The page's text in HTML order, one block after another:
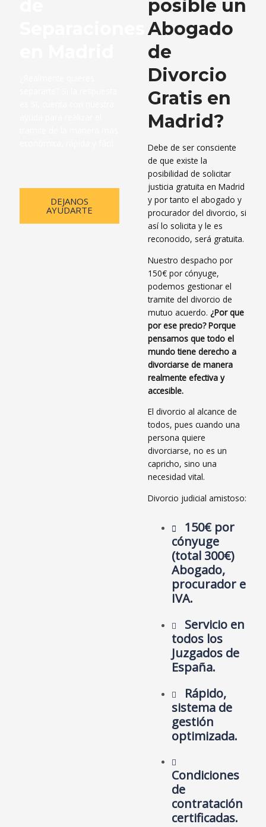
DEJANOS
AYUDARTE
posible un
Abogado
de
Divorcio
Gratis en
Madrid?
Debe de ser consciente
de que existe la
posibilidad de solicitar
justicia gratuita en Madrid
y por tanto el abogado y
procurador del divorcio, si
así lo solicita y le es
reconocido, será gratuita.
Nuestro despacho por
150€ por cónyuge,
podemos gestionar el
tramite del divorcio de
mutuo acuerdo. ¿Por que
por ese precio? Porque
pensamos que todo el
mundo tiene derecho a
divorciarse de manera
realmente efectiva y
accesible.
El divorcio al alcance de
todos, pues cuando una
persona quiere
divorciarse, no es un
capricho, sino una
necesidad vital.
Divorcio judicial amistoso:
150€ por
cónyuge
(total 300€)
Abogado,
procurador e
IVA.
Servicio en
todos los
Juzgados de
España.
Rápido,
sistema de
gestión
optimizada.
Condiciones
de
contratación
certificadas.